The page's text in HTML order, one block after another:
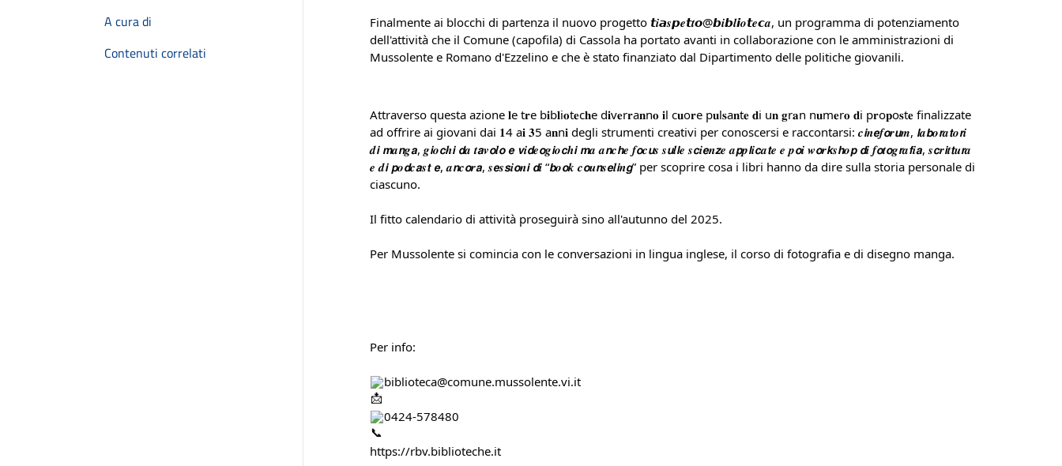
A cura di
Contenuti correlati
Finalmente ai blocchi di partenza il nuovo progetto 𝙩𝒊𝙖𝒔𝙥𝒆𝙩𝒕𝙤@𝙗𝒊𝙗𝒍𝙞𝒐𝙩𝒆𝙘𝒂, un programma di potenziamento
dell'attività che il Comune (capofila) di Cassola ha portato avanti in collaborazione con le amministrazioni di
Mussolente e Romano d'Ezzelino e che è stato finanziato dal Dipartimento delle politiche giovanili.
Attraverso questa azione 𝐥e t𝐫e b𝐢b𝐥i𝐨t𝐞c𝐡e d𝐢v𝐞r𝐫a𝐧n𝐨 𝐢l c𝐮o𝐫e p𝐮l𝐬a𝐧t𝐞 𝐝i u𝐧 𝐠r𝐚n n𝐮m𝐞r𝐨 𝐝i p𝐫o𝐩o𝐬t𝐞 finalizzate
ad offrire ai giovani dai 𝟏4 a𝐢 𝟑5 a𝐧n𝐢 degli strumenti creativi per conoscersi e raccontarsi: 𝒄𝙞𝒏𝙚𝒇𝙤𝒓𝙪𝒎, 𝙡𝒂𝙗𝒐𝙧𝒂𝙩𝒐𝙧𝒊
𝒅𝙞 𝙢𝒂𝙣𝒈𝙖, 𝒈𝙞𝒐𝙘𝒉𝙞 𝙙𝒂 𝒕𝙖𝒗𝙤𝒍𝙤 𝙚 𝙫𝒊𝙙𝒆𝙤𝒈𝙞𝒐𝙘𝒉𝙞 𝙢𝒂 𝒂𝙣𝒄𝙝𝒆 𝒇𝙤𝒄𝙪𝒔 𝒔𝙪𝒍𝙡𝒆 𝒔𝙘𝒊𝙚𝒏𝙯𝒆 𝒂𝙥𝒑𝙡𝒊𝙘𝒂𝙩𝒆 𝒆 𝒑𝙤𝒊 𝒘𝙤𝒓𝙠𝒔𝙝𝒐𝙥 𝙙𝒊 𝒇𝙤𝒕𝙤𝒈𝙧𝒂𝙛𝒊𝙖, 𝒔𝙘𝒓𝙞𝒕𝙩𝒖𝙧𝒂
𝒆 𝒅𝙞 𝙥𝒐𝙙𝒄𝙖𝒔𝙩 𝙚, 𝒂𝙣𝒄𝙤𝒓𝙖, 𝒔𝙚𝒔𝙨𝒊𝙤𝒏𝙞 𝙙𝒊 “𝙗𝒐𝙤𝒌 𝒄𝙤𝒖𝙣𝒔𝙚𝒍𝙞𝒏𝙜” per scoprire cosa i libri hanno da dire sulla storia personale di
ciascuno.
Il fitto calendario di attività proseguirà sino all'autunno del 2025.
Per Mussolente si comincia con le conversazioni in lingua inglese, il corso di fotografia e di disegno manga.
Per info:
biblioteca@comune.mussolente.vi.it
0424-578480
https://rbv.biblioteche.it